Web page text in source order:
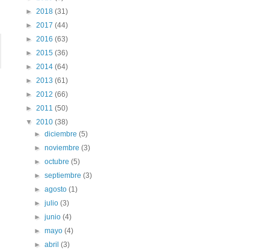
► 2018 (31)
► 2017 (44)
► 2016 (63)
► 2015 (36)
► 2014 (64)
► 2013 (61)
► 2012 (66)
► 2011 (50)
▼ 2010 (38)
►diciembre(5)
►noviembre(3)
►octubre(5)
►septiembre(3)
►agosto(1)
►julio(3)
►junio(4)
►mayo(4)
►abril(3)